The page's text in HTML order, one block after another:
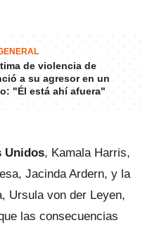
de violencia de
a su agresor en un
"Él está ahí afuera"
Unidos, Kamala Harris,
Jacinda Ardern, y la
Ursula von der Leyen,
las consecuencias